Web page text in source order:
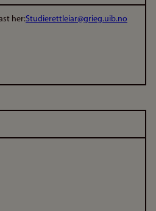
her:Studierettleiar@grieg.uib.no